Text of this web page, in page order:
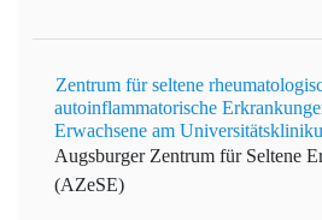
Zentrum für seltene
autoinflammatorische
Erwachsene am
Augsburger Zentrum für Seltene
(AZeSE)